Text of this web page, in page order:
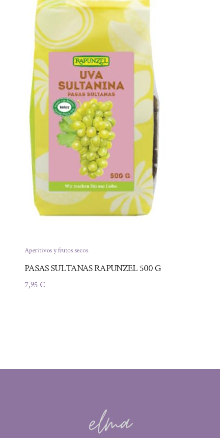
Aperitivos y frutos secos
PASAS SULTANAS RAPUNZEL 500 G
7,95€